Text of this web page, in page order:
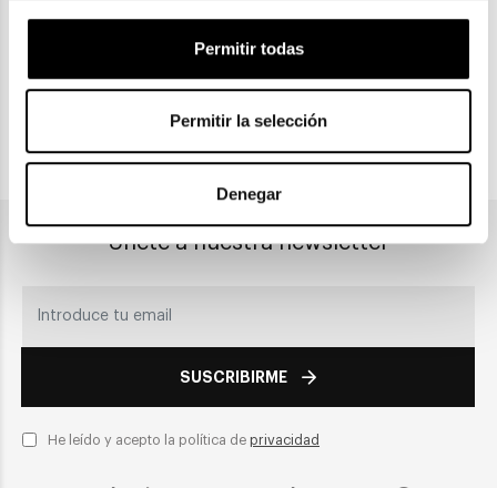
Permitir todas
Permitir la selección
Denegar
CLICK & COLLECT
Recogida en tienda
PAGO SEGURO
Únete a nuestra newsletter
SUSCRIBIRME
He leído y acepto la política de privacidad